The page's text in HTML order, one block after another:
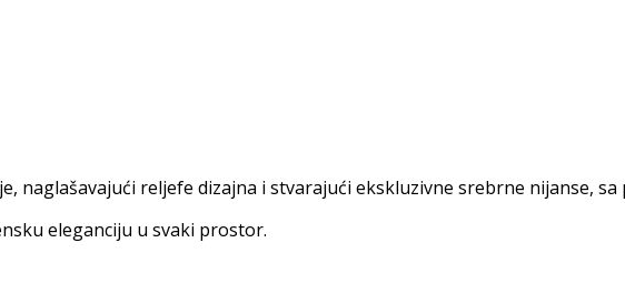
naglašavajući reljefe dizajna i stvarajući ekskluzivne srebrne nijanse,
eleganciju u svaki prostor.